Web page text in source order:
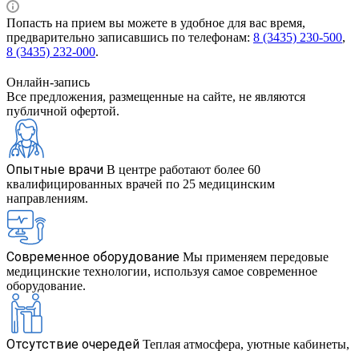
Попасть на прием вы можете в удобное для вас время,
предварительно записавшись по телефонам: 8 (3435) 230-500,
8 (3435) 232-000.
Онлайн-запись
Все предложения, размещенные на сайте, не являются
публичной офертой.
Опытные врачи В центре работают более 60
квалифицированных врачей по 25 медицинским
направлениям.
Современное оборудование Мы применяем передовые
медицинские технологии, используя самое современное
оборудование.
Отсутствие очередей Теплая атмосфера, уютные кабинеты,